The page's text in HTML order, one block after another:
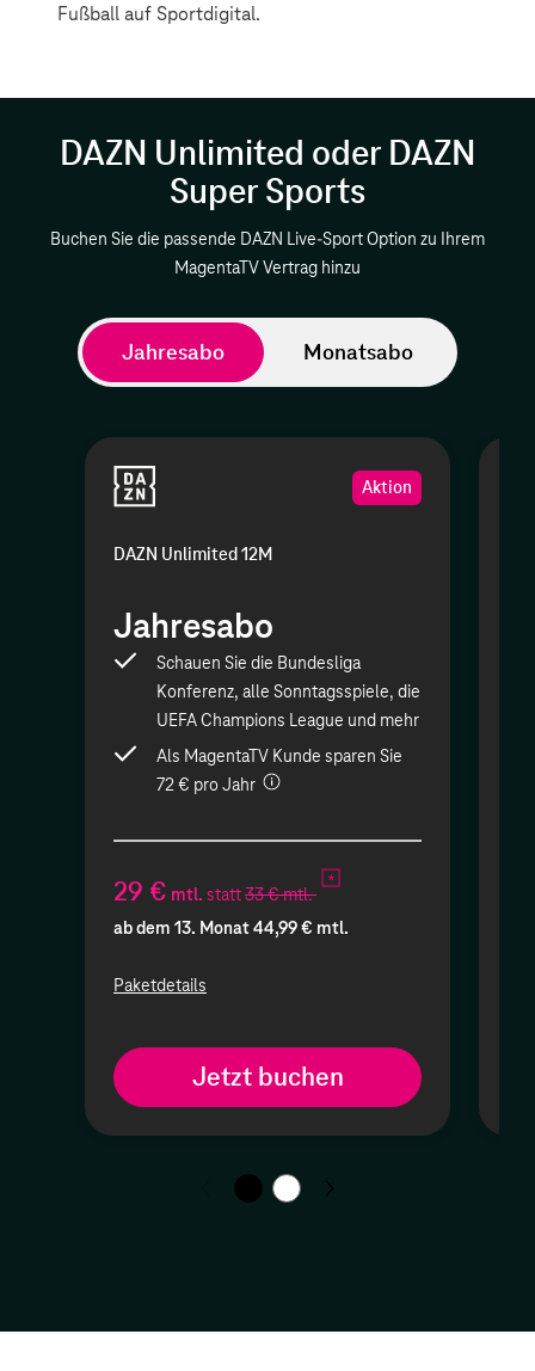
Fußball auf Sportdigital.
DAZN Unlimited oder DAZN
Super Sports
Buchen Sie die passende DAZN Live-Sport Option zu Ihrem
MagentaTV Vertrag hinzu
Jahresabo Monatsabo
DAZN Unlimited 12M
Aktion
Jahresabo
Schauen Sie die Bundesliga
Konferenz, alle Sonntagsspiele, die
UEFA Champions League und mehr
Als MagentaTV Kunde sparen Sie
72 € pro Jahr
29 € mtl. statt33 € mtl.
ab dem 13. Monat 44,99 € mtl.
Paketdetails
Jetzt buchen